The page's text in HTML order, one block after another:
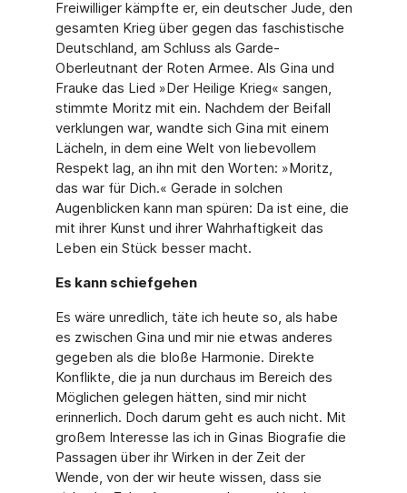
Freiwilliger kämpfte er, ein deutscher Jude, den
gesamten Krieg über ge­gen das faschistische
Deutschland, am Schluss als Garde-
Oberleutnant der Roten Armee. Als Gina und
Frauke das Lied »Der Heilige Krieg« sangen,
stimmte Moritz mit ein. Nachdem der Beifall
verklungen war, wandte sich Gina mit einem
Lächeln, in dem eine Welt von liebevollem
Respekt lag, an ihn mit den Worten: »Moritz,
das war für Dich.« Gerade in sol­chen
Augenblicken kann man spüren: Da ist eine, die
mit ihrer Kunst und ihrer Wahrhaftig­keit das
Leben ein Stück besser macht.
Es kann schiefgehen
Es wäre unredlich, täte ich heute so, als habe
es zwischen Gina und mir nie etwas anderes
gegeben als die bloße Harmonie. Direkte
Konflikte, die ja nun durchaus im Bereich des
Möglichen gelegen hätten, sind mir nicht
erinnerlich. Doch darum geht es auch nicht. Mit
großem Interesse las ich in Ginas Biografie die
Passagen über ihr Wirken in der Zeit der
Wende, von der wir heute wissen, dass sie